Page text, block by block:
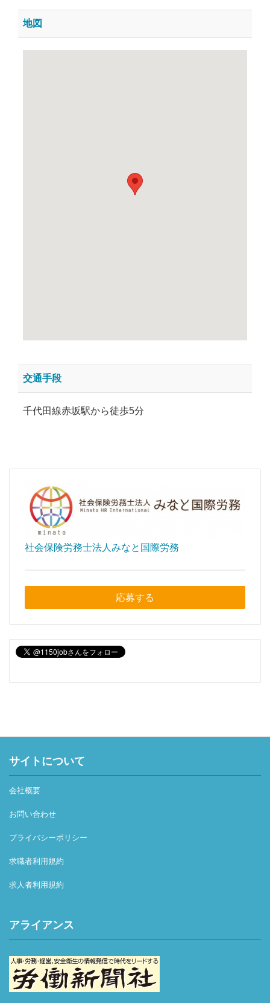
地図
交通手段
千代田線赤坂駅から徒歩5分
社会保険労務士法人みなと国際労務
応募する
サイトについて
会社概要
お問い合わせ
プライバシーポリシー
求職者利用規約
求人者利用規約
アライアンス